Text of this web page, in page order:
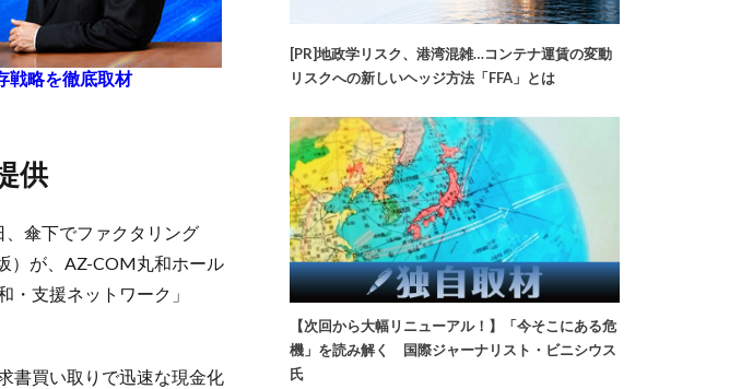
戦略を徹底取材
供
傘下でファクタリング
）が、AZ-COM丸和ホール
支援ネットワーク」
書買い取りで迅速な現金化
[PR]地政学リスク、港湾混雑…コンテナ運賃の変動
リスクへの新しいヘッジ方法「FFA」とは
【次回から大幅リニューアル！】「今そこにある危
機」を読み解く 国際ジャーナリスト・ビニシウス
氏